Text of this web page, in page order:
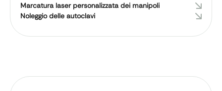
Marcatura laser personalizzata dei manipoli
Noleggio delle autoclavi